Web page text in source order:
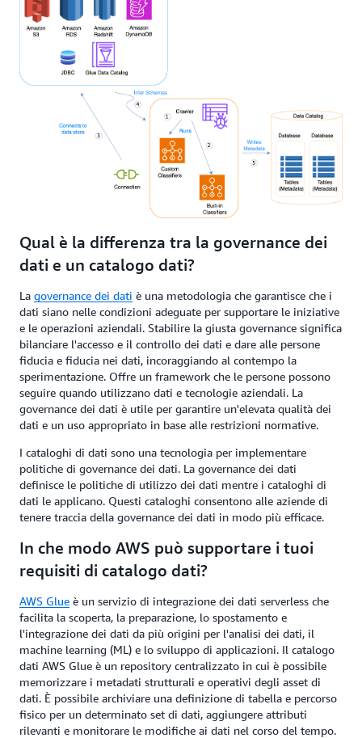
Qual è la differenza tra la governance dei
dati e un catalogo dati?
La governance dei dati è una metodologia che garantisce che i
dati siano nelle condizioni adeguate per supportare le iniziative
e le operazioni aziendali. ​Stabilire la giusta governance significa
bilanciare l'accesso e il controllo dei dati e dare alle persone
fiducia e fiducia nei dati, incoraggiando al contempo la
sperimentazione. Offre un framework che le persone possono
seguire quando utilizzano dati e tecnologie aziendali. La
governance dei dati è utile per garantire un'elevata qualità dei
dati e un uso appropriato in base alle restrizioni normative.
I cataloghi di dati sono una tecnologia per implementare
politiche di governance dei dati. La governance dei dati
definisce le politiche di utilizzo dei dati mentre i cataloghi di
dati le applicano. Questi cataloghi consentono alle aziende di
tenere traccia della governance dei dati in modo più efficace.
In che modo AWS può supportare i tuoi
requisiti di catalogo dati?
AWS Glue è un servizio di integrazione dei dati serverless che
facilita la scoperta, la preparazione, lo spostamento e
l'integrazione dei dati da più origini per l'analisi dei dati, il
machine learning (ML) e lo sviluppo di applicazioni. Il catalogo
dati AWS Glue è un repository centralizzato in cui è possibile
memorizzare i metadati strutturali e operativi degli asset di
dati. È possibile archiviare una definizione di tabella e percorso
fisico per un determinato set di dati, aggiungere attributi
rilevanti e monitorare le modifiche ai dati nel corso del tempo.